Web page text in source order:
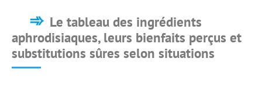
Le tableau des ingrédients
aphrodisiaques, leurs bienfaits perçus et
substitutions sûres selon situations